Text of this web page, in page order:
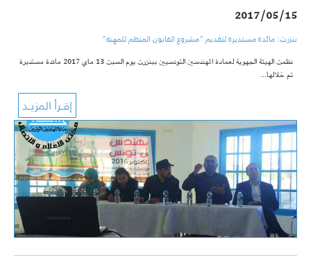
2017/05/15
بنزرت: مائدة مستديرة لتقديم “مشروع القانون المنظم للمهنة”
نظمت الهيئة الجهوية لعمادة المهندسين التونسيين ببنزرت يوم السبت 13 ماي 2017 مائدة مستديرة
تم خلالها…